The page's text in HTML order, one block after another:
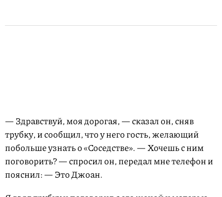
— Здравствуй, моя дорогая, — сказал он, сняв
трубку, и сообщил, что у него гость, желающий
побольше узнать о «Соседстве». — Хочешь с ним
поговорить? — спросил он, передал мне телефон и
пояснил: — Это Джоан.